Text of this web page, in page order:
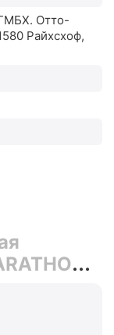
Отто-
Райхсхоф,